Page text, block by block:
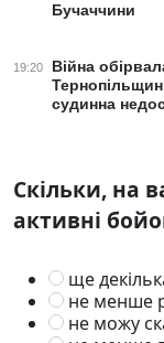
Бучаччини
19:20
Війна
судинна
Скільки, на
активні
ще
не менше
не можу